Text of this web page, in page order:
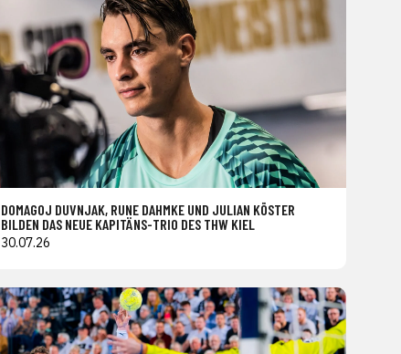
DOMAGOJ DUVNJAK, RUNE DAHMKE UND JULIAN KÖSTER
BILDEN DAS NEUE KAPITÄNS-TRIO DES THW KIEL
30.07.26